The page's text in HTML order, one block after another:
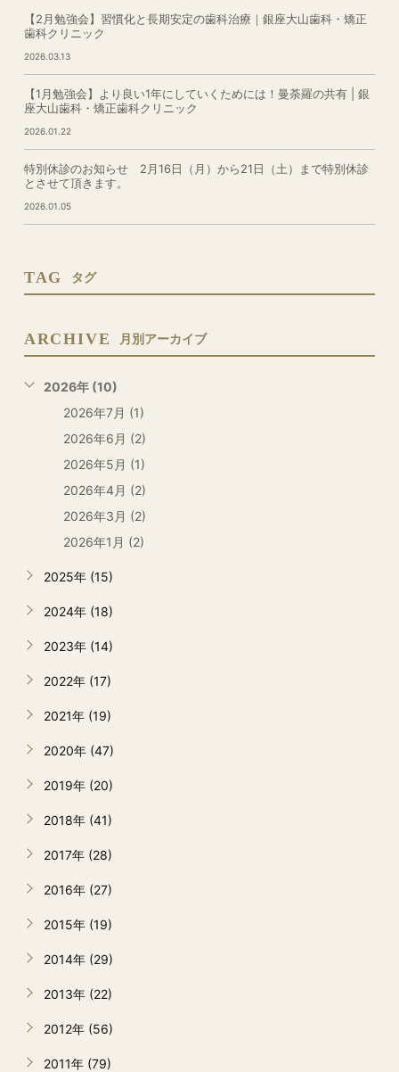
【2月勉強会】習慣化と長期安定の歯科治療｜銀座大山歯科・矯正
歯科クリニック
2026.03.13
【1月勉強会】より良い1年にしていくためには！曼荼羅の共有 | 銀
座大山歯科・矯正歯科クリニック
2026.01.22
特別休診のお知らせ 2月16日（月）から21日（土）まで特別休診
とさせて頂きます。
2026.01.05
TAG タグ
ARCHIVE 月別アーカイブ
2026年 (10)
2026年7月 (1)
2026年6月 (2)
2026年5月 (1)
2026年4月 (2)
2026年3月 (2)
2026年1月 (2)
2025年 (15)
2024年 (18)
2023年 (14)
2022年 (17)
2021年 (19)
2020年 (47)
2019年 (20)
2018年 (41)
2017年 (28)
2016年 (27)
2015年 (19)
2014年 (29)
2013年 (22)
2012年 (56)
2011年 (79)